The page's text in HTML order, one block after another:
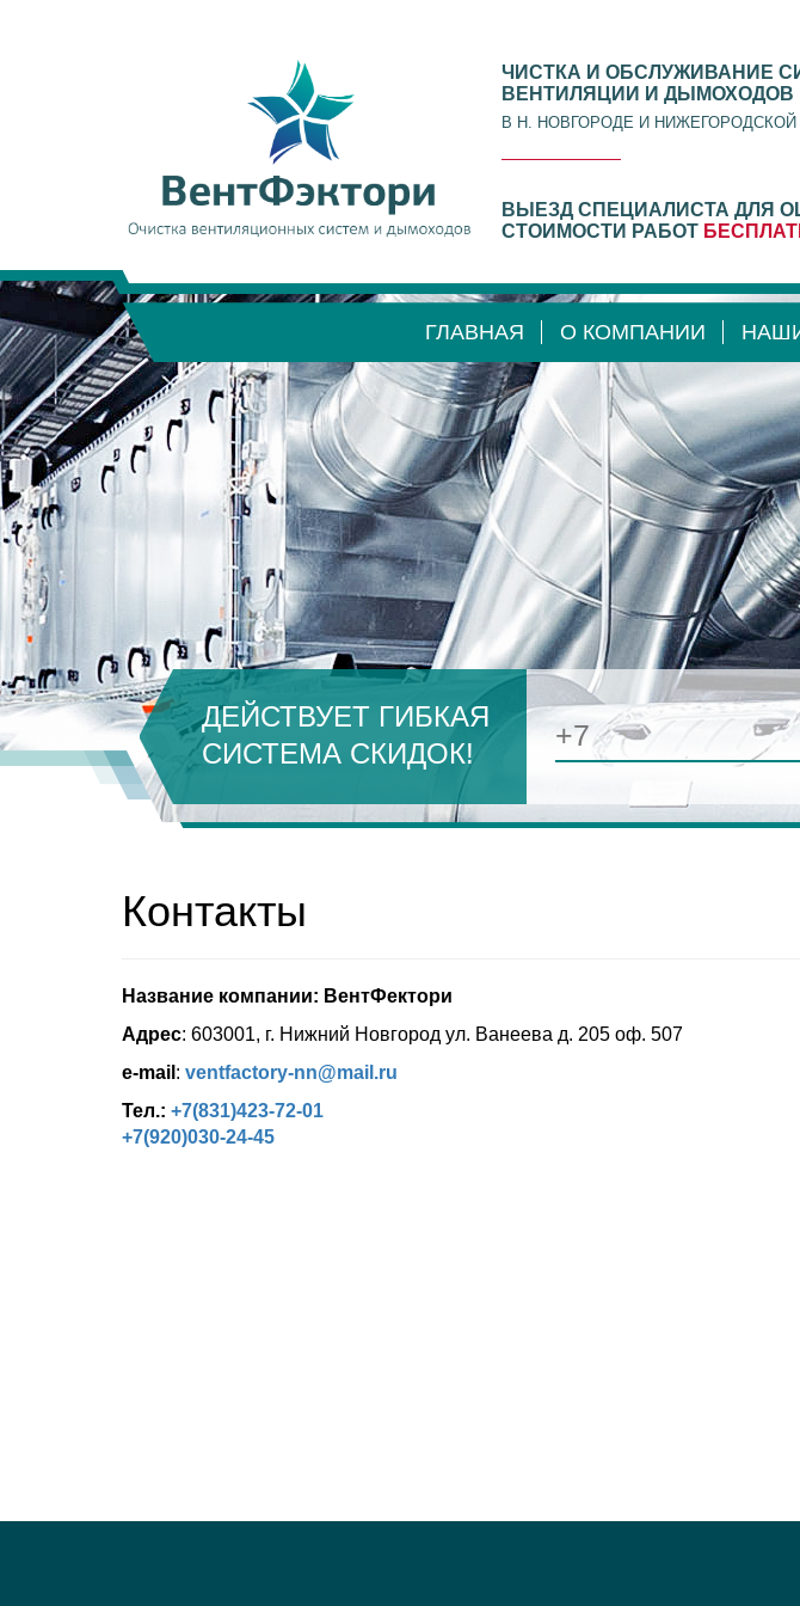
ЧИСТКА И ОБСЛУЖИВАНИЕ
ВЕНТИЛЯЦИИ И ДЫМОХОДОВ
В Н. НОВГОРОДЕ И НИЖЕГОРОДСКОЙ
ВЫЕЗД СПЕЦИАЛИСТА ДЛЯ
СТОИМОСТИ РАБОТ
ГЛАВНАЯ О КОМПАНИИ
ДЕЙСТВУЕТ ГИБКАЯ
СИСТЕМА СКИДОК!
Контакты
Название компании: ВентФектори
Адрес: 603001, г. Нижний Новгород ул. Ванеева д. 205 оф. 507
e-mail : ventfactory-nn@mail.ru
Тел.: +7(831)423-72-01
+7(920)030-24-45